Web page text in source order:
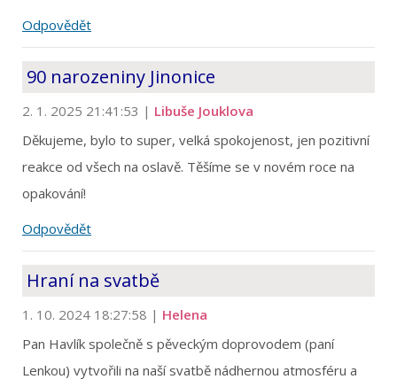
Odpovědět
90 narozeniny Jinonice
2. 1. 2025 21:41:53 | Libuše Jouklova
Děkujeme, bylo to super, velká spokojenost, jen pozitivní
reakce od všech na oslavě. Těšíme se v novém roce na
opakování!
Odpovědět
Hraní na svatbě
1. 10. 2024 18:27:58 | Helena
Pan Havlík společně s pěveckým doprovodem (paní
Lenkou) vytvořili na naší svatbě nádhernou atmosféru a